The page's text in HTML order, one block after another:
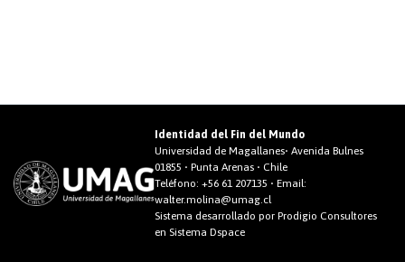
Identidad del Fin del Mundo
Universidad de Magallanes• Avenida Bulnes
01855 • Punta Arenas • Chile
Teléfono:+56 61 207135 • Email:
walter.molina@umag.cl
Sistema desarrollado por Prodigio Consultores
en Sistema Dspace